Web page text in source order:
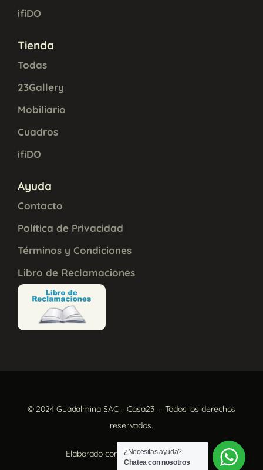
ifiDO
Tienda
Todas
23Gallery
Mobiliario
Cuadros
ifiDO
Ayuda
Contacto
Política de Privacidad
Términos y Condiciones
Libro de Reclamaciones
© 2024 Guadalmina SAC – Casa23 – Todos los derechos
reservados.
Elaborado con porAura Creativa
¿Necesitas ayuda?
Chatea con nosotros